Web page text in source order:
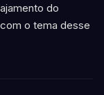
do
o tema desse